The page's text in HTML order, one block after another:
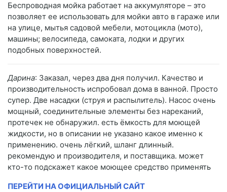
Беспроводная мойка работает на аккумуляторе – это
позволяет ее использовать для мойки авто в гараже или
на улице, мытья садовой мебели, мотоцикла (мото),
машины; велосипеда, самоката, лодки и других
подобных поверхностей.
Дарина: Заказал, через два дня получил. Качество и
производительность испробовал дома в ванной. Просто
супер. Две насадки (струя и распылитель). Насос очень
мощный, соединительные элементы без нареканий,
протечек не обнаружил. есть ёмкость для моющей
жидкости, но в описании не указано какое именно к
применению. очень лёгкий, шланг длинный.
рекомендую и производителя, и поставщика. может
кто-то подскажет какое моющее средство применять
ПЕРЕЙТИ НА ОФИЦИАЛЬНЫЙ САЙТ